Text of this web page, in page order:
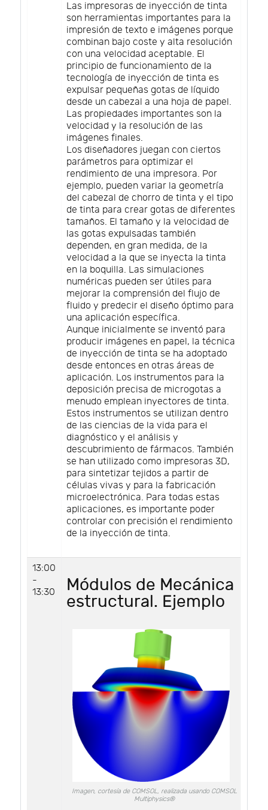
Las impresoras de inyección de tinta
son herramientas importantes para la
impresión de texto e imágenes porque
combinan bajo coste y alta resolución
con una velocidad aceptable. El
principio de funcionamiento de la
tecnología de inyección de tinta es
expulsar pequeñas gotas de líquido
desde un cabezal a una hoja de papel.
Las propiedades importantes son la
velocidad y la resolución de las
imágenes finales.
Los diseñadores juegan con ciertos
parámetros para optimizar el
rendimiento de una impresora. Por
ejemplo, pueden variar la geometría
del cabezal de chorro de tinta y el tipo
de tinta para crear gotas de diferentes
tamaños. El tamaño y la velocidad de
las gotas expulsadas también
dependen, en gran medida, de la
velocidad a la que se inyecta la tinta
en la boquilla. Las simulaciones
numéricas pueden ser útiles para
mejorar la comprensión del flujo de
fluido y predecir el diseño óptimo para
una aplicación específica.
Aunque inicialmente se inventó para
producir imágenes en papel, la técnica
de inyección de tinta se ha adoptado
desde entonces en otras áreas de
aplicación. Los instrumentos para la
deposición precisa de microgotas a
menudo emplean inyectores de tinta.
Estos instrumentos se utilizan dentro
de las ciencias de la vida para el
diagnóstico y el análisis y
descubrimiento de fármacos. También
se han utilizado como impresoras 3D,
para sintetizar tejidos a partir de
células vivas y para la fabricación
microelectrónica. Para todas estas
aplicaciones, es importante poder
controlar con precisión el rendimiento
de la inyección de tinta.
13:00
-
13:30
Módulos de Mecánica
estructural. Ejemplo
Imagen, cortesía de COMSOL, realizada usando COMSOL
Multiphysics®